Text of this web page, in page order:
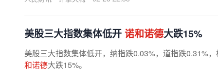
​美股三大指数集体低开 诺和诺德大跌15%
美股三大指数集体低开，纳指跌0.03%，道指跌0.31%
和诺德大跌15%。